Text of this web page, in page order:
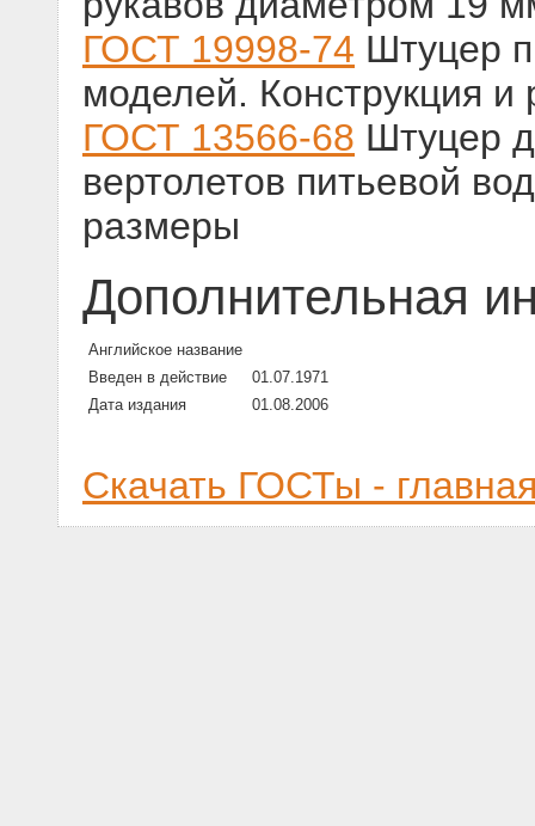
ГОСТ 19998-74 Штуцер
моделей. Конструкция и
ГОСТ 13566-68 Штуцер
вертолетов питьевой
размеры
Дополнительная
Английское название
Введен в действие
01.07.1971
Дата издания
01.08.2006
Скачать ГОСТы -